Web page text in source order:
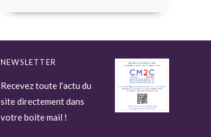
NEWSLETTER
Recevez toute l'actu du
site directement dans
votre boite mail !